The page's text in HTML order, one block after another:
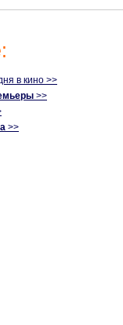
в кино >>
>>
>>